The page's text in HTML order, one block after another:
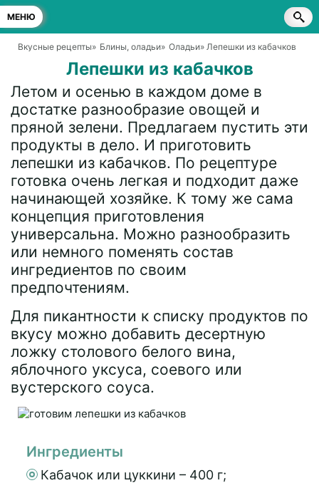
МЕНЮ
Вкусные рецепты» Блины, оладьи» Оладьи» Лепешки из кабачков
Лепешки из кабачков
Летом и осенью в каждом доме в
достатке разнообразие овощей и
пряной зелени. Предлагаем пустить эти
продукты в дело. И приготовить
лепешки из кабачков. По рецептуре
готовка очень легкая и подходит даже
начинающей хозяйке. К тому же сама
концепция приготовления
универсальна. Можно разнообразить
или немного поменять состав
ингредиентов по своим
предпочтениям.
Для пикантности к списку продуктов по
вкусу можно добавить десертную
ложку столового белого вина,
яблочного уксуса, соевого или
вустерского соуса.
Ингредиенты
Кабачок или цуккини – 400 г;